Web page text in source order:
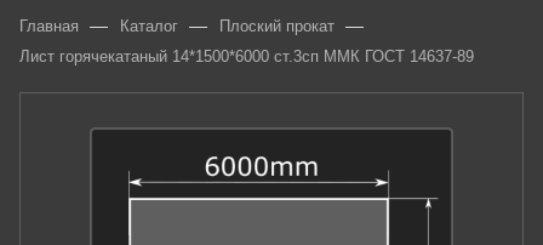
Главная — Каталог — Плоский прокат —
Лист горячекатаный 14*1500*6000 ст.3сп ММК ГОСТ 14637-89